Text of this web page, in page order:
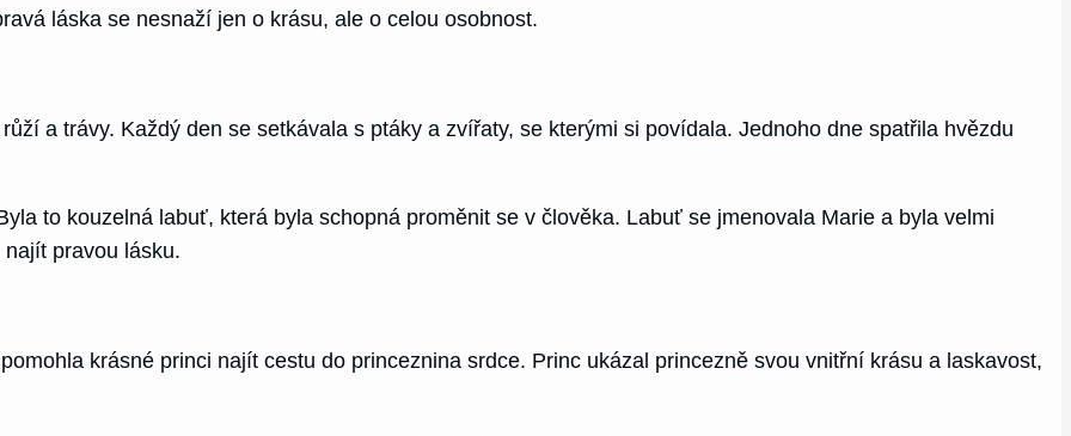
láska se nesnaží jen o krásu, ale o celou osobnost.
a trávy. Každý den se setkávala s ptáky a zvířaty, se kterými si povídala. Jednoho dne spatřila hvězdu
to kouzelná labuť, která byla schopná proměnit se v člověka. Labuť se jmenovala Marie a byla velmi
pravou lásku.
krásné princi najít cestu do princeznina srdce. Princ ukázal princezně svou vnitřní krásu a laskavost,